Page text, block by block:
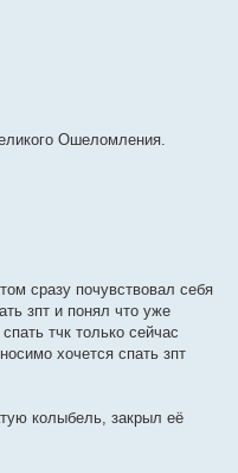
Ошеломления.
сразу почувствовал себя
зпт и понял что уже
тчк только сейчас
хочется спать зпт
колыбель, закрыл её